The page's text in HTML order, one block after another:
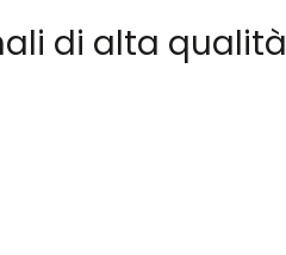
di alta qualità